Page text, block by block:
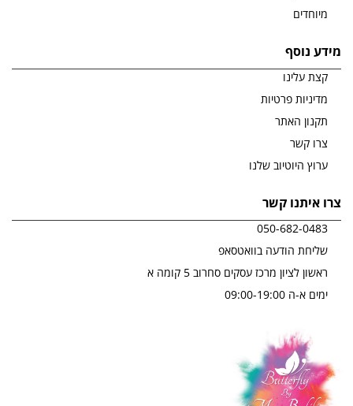
מיוחדים
מידע נוסף
קצת עלינו
מדיניות פרטיות
תקנון האתר
צרו קשר
ערוץ היוטיוב שלנו
צרו איתנו קשר
050-682-0483
שליחת הודעה בוואטסאפ
ראשון לציון מרכז עסקים סחרוב 5 קומה א
ימים א-ה 09:00-19:00